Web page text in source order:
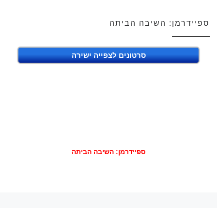
ספיידרמן: השיבה הביתה
סרטונים לצפייה ישירה
ספיידרמן: השיבה הביתה